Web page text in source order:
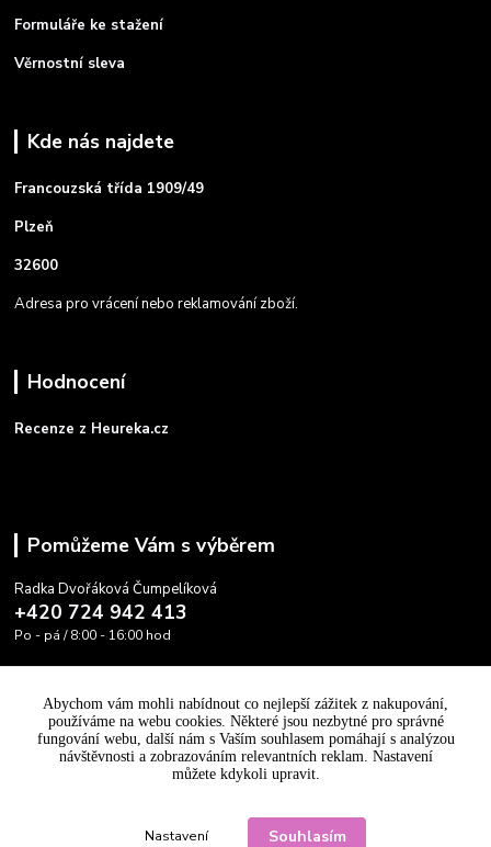
Formuláře ke stažení
Věrnostní sleva
Kde nás najdete
Francouzská třída 1909/49
Plzeň
32600
Adresa pro vrácení nebo reklamování zboží.
Hodnocení
Recenze z Heureka.cz
Pomůžeme Vám s výběrem
Radka Dvořáková Čumpelíková
+420 724 942 413
Po - pá / 8:00 - 16:00 hod
Upravit sběr cookies.
Abychom vám mohli nabídnout co nejlepší zážitek z nakupování,
používáme na webu cookies. Některé jsou nezbytné pro správné
fungování webu, další nám s Vaším souhlasem pomáhají s analýzou
návštěvnosti a zobrazováním relevantních reklam. Nastavení
můžete kdykoli upravit.
Nastavení Souhlasím